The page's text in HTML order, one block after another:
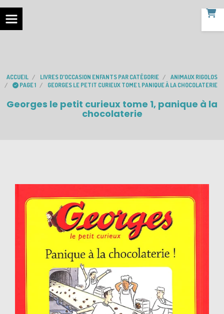
ACCUEIL LIVRES D'OCCASION ENFANTS PAR CATÉGORIE
ANIMAUX RIGOLOS
PAGE 1
GEORGES LE PETIT CURIEUX TOME 1, PANIQUE À LA CHOCOLATERIE
Georges le petit curieux tome 1, panique à la
chocolaterie